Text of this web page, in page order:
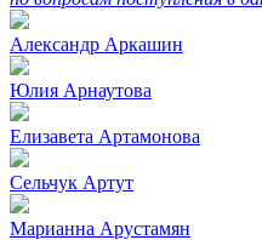
Александр Аркашин
Юлия Арнаутова
Елизавета Артамонова
Сельчук Артут
Марианна Арустамян